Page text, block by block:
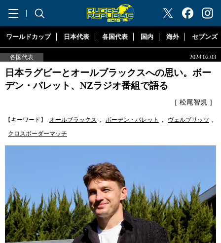
"ラグビーリパブリック"
ワールドカップ 日本代表 各国代表 国内 海外 セブンズ
各国代表 2024.02.03
日本ラグビーとオールブラックスへの思い。ボー
デン・バレット、NZラジオ番組で語る
［ 松尾智規 ］
【キーワード】 オールブラックス , ボーデン・バレット , ヴェルブリッツ ,
クロスボーダーマッチ